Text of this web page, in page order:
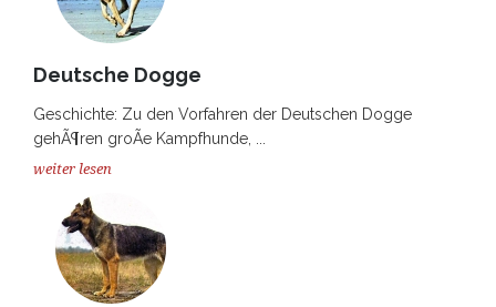
Deutsche Dogge
Geschichte: Zu den Vorfahren der Deutschen Dogge
gehÃ¶ren groÃe Kampfhunde, ...
weiter lesen